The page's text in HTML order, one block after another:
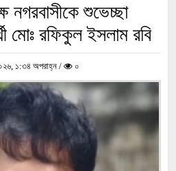
শুভেচ্ছা
মোঃ রফিকুল ইসলাম রবি
১:৩৪ অপরাহ্ন / ০